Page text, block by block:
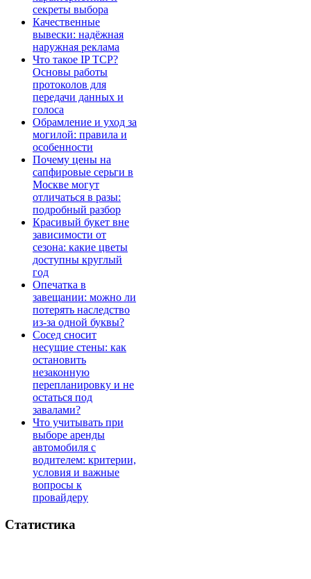
секреты выбора
Качественные
вывески: надёжная
наружная реклама
Что такое IP TCP?
Основы работы
протоколов для
передачи данных и
голоса
Обрамление и уход за
могилой: правила и
особенности
Почему цены на
сапфировые серьги в
Москве могут
отличаться в разы:
подробный разбор
Красивый букет вне
зависимости от
сезона: какие цветы
доступны круглый
год
Опечатка в
завещании: можно ли
потерять наследство
из-за одной буквы?
Сосед сносит
несущие стены: как
остановить
незаконную
перепланировку и не
остаться под
завалами?
Что учитывать при
выборе аренды
автомобиля с
водителем: критерии,
условия и важные
вопросы к
провайдеру
Статистика